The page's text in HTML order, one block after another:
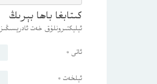
كىتابغا باھا بېرىڭ
ئېلېكتىرونلۇق خەت ئادرېسىڭىز
ئاتى *
ئېلخەت *